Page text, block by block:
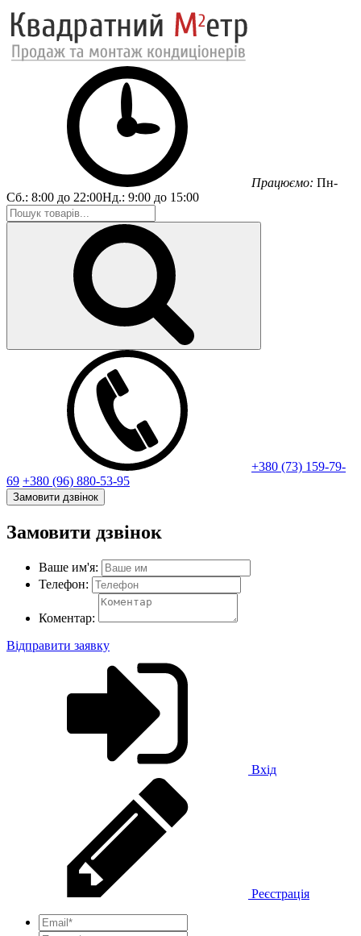
Працюємо: Пн-
Сб.: 8:00 до 22:00Нд.: 9:00 до 15:00
+380 (73) 159-79-
69 +380 (96) 880-53-95
Замовити дзвінок
Замовити дзвінок
Ваше им'я:
Телефон:
Коментар:
Відправити заявку
Вхід
Реєстрація